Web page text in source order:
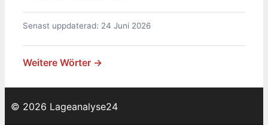
Senast uppdaterad: 24 Juni 2026
Weitere Wörter →
© 2026 Lageanalyse24